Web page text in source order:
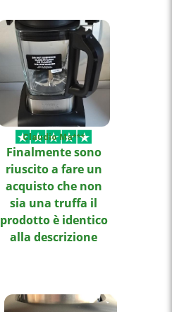
Claudio Ma***
Finalmente sono
riuscito a fare un
acquisto che non
sia una truffa il
prodotto è identico
alla descrizione